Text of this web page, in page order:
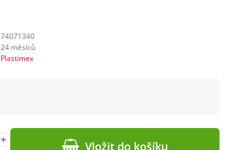
74071340
24 měsíců
Plastimex
+ Vložit do košíku